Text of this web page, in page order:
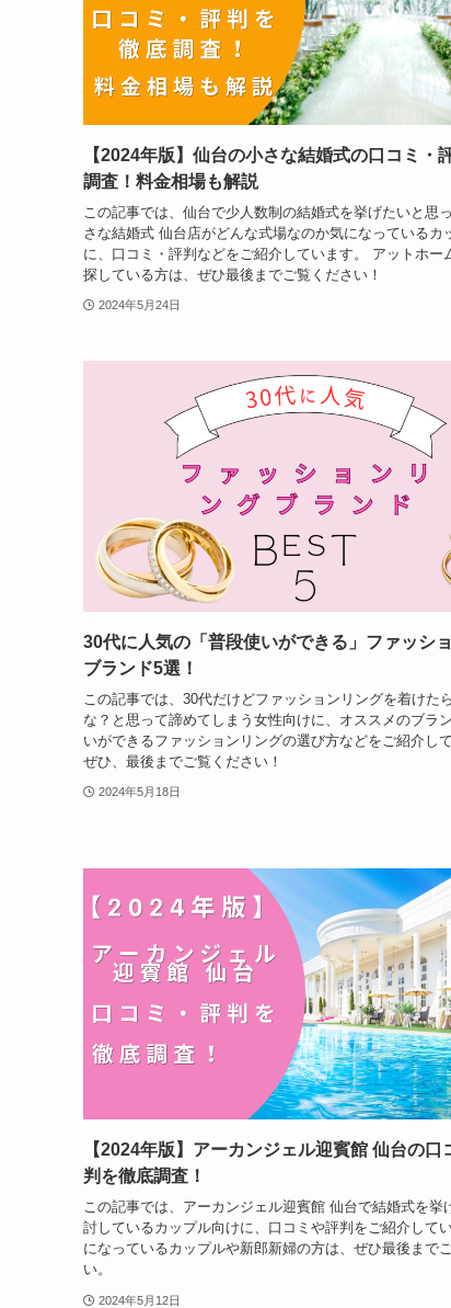
【2024年版】仙台の小さな結婚式の口コミ・
調査！料金相場も解説
この記事では、仙台で少人数制の結婚式を挙げたいと思
さな結婚式 仙台店がどんな式場なのか気になっているカ
に、口コミ・評判などをご紹介しています。 アットホー
探している方は、ぜひ最後までご覧ください！
2024年5月24日
30代に人気の「普段使いができる」ファッシ
ブランド5選！
この記事では、30代だけどファッションリングを着けた
な？と思って諦めてしまう女性向けに、オススメのブラ
いができるファッションリングの選び方などをご紹介して
ぜひ、最後までご覧ください！
2024年5月18日
【2024年版】アーカンジェル迎賓館 仙台の口
判を徹底調査！
この記事では、アーカンジェル迎賓館 仙台で結婚式を挙
討しているカップル向けに、口コミや評判をご紹介して
になっているカップルや新郎新婦の方は、ぜひ最後まで
い。
2024年5月12日